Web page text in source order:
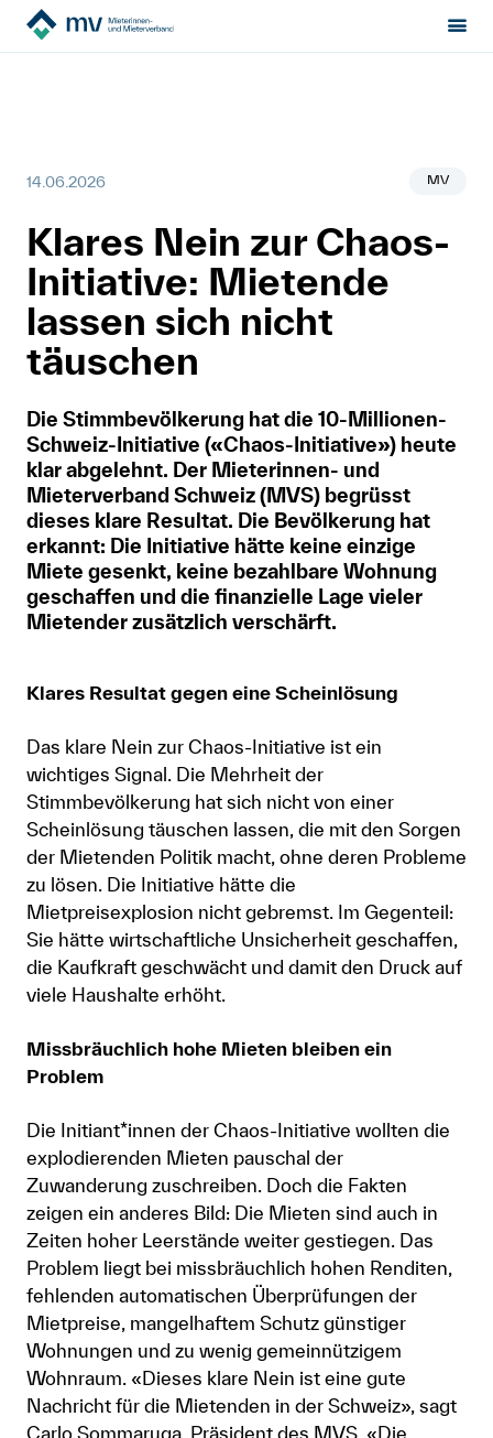
Hilfe von Fachleuten
Politik & Positionen
Über uns
Newsletter
Mitglied werden
Anmelden
Shop
Suche
14.06.2026 MV
Klares Nein zur Chaos-
Initiative: Mietende
lassen sich nicht
täuschen
Die Stimmbevölkerung hat die 10-Millionen-
Schweiz-Initiative («Chaos-Initiative») heute
klar abgelehnt. Der Mieterinnen- und
Mieterverband Schweiz (MVS) begrüsst
dieses klare Resultat. Die Bevölkerung hat
erkannt: Die Initiative hätte keine einzige
Miete gesenkt, keine bezahlbare Wohnung
geschaffen und die finanzielle Lage vieler
Mietender zusätzlich verschärft.
Klares Resultat gegen eine Scheinlösung
Das klare Nein zur Chaos-Initiative ist ein
wichtiges Signal. Die Mehrheit der
Stimmbevölkerung hat sich nicht von einer
Scheinlösung täuschen lassen, die mit den Sorgen
der Mietenden Politik macht, ohne deren Probleme
zu lösen. Die Initiative hätte die
Mietpreisexplosion nicht gebremst. Im Gegenteil:
Sie hätte wirtschaftliche Unsicherheit geschaffen,
die Kaufkraft geschwächt und damit den Druck auf
viele Haushalte erhöht.
Missbräuchlich hohe Mieten bleiben ein
Problem
Die Initiant*innen der Chaos-Initiative wollten die
explodierenden Mieten pauschal der
Zuwanderung zuschreiben. Doch die Fakten
zeigen ein anderes Bild: Die Mieten sind auch in
Zeiten hoher Leerstände weiter gestiegen. Das
Problem liegt bei missbräuchlich hohen Renditen,
fehlenden automatischen Überprüfungen der
Mietpreise, mangelhaftem Schutz günstiger
Wohnungen und zu wenig gemeinnützigem
Wohnraum. «Dieses klare Nein ist eine gute
Nachricht für die Mietenden in der Schweiz», sagt
Carlo Sommaruga, Präsident des MVS. «Die